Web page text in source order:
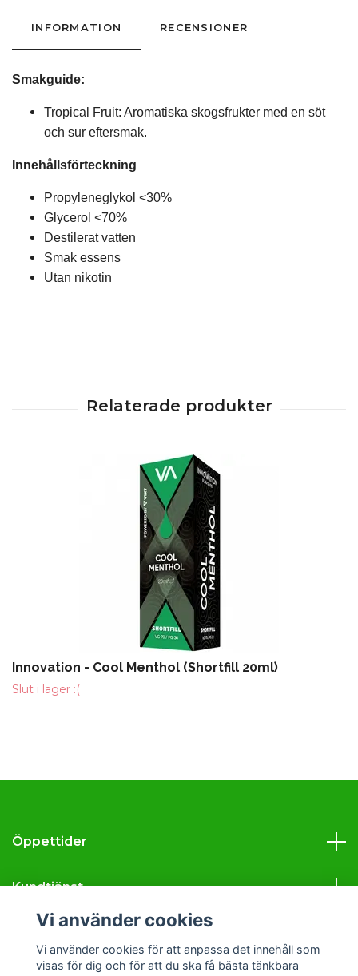
INFORMATION RECENSIONER
Smakguide:
Tropical Fruit: Aromatiska skogsfrukter med en söt
och sur eftersmak.
Innehållsförteckning
Propyleneglykol <30%
Glycerol <70%
Destilerat vatten
Smak essens
Utan nikotin
Innovation - Cool Menthol (Shortfill 20ml)
Slut i lager :(
Öppettider
Kundtjänst
Läs mer
Vi använder cookies
Vi använder cookies för att anpassa det innehåll som
visas för dig och för att du ska få bästa tänkbara